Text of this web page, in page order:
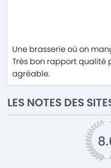
Une brasserie où on
Très bon rapport qualité
agréable.
LES NOTES DES